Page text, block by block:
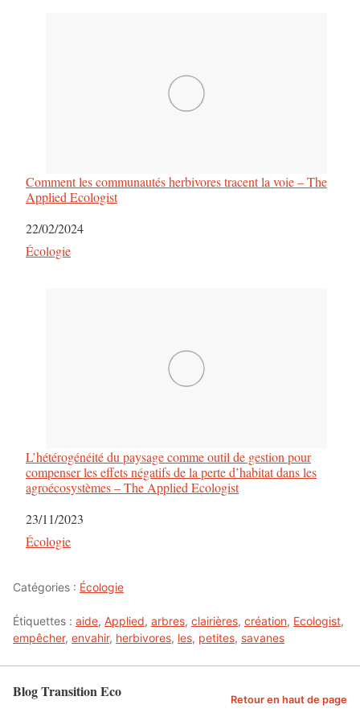
Comment les communautés herbivores tracent la voie – The
Applied Ecologist
Date
22/02/2024
Par rapport à
Écologie
L’hétérogénéité du paysage comme outil de gestion pour
compenser les effets négatifs de la perte d’habitat dans les
agroécosystèmes – The Applied Ecologist
Date
23/11/2023
Par rapport à
Écologie
Catégories : Écologie
Étiquettes : aide, Applied, arbres, clairières, création, Ecologist,
empêcher, envahir, herbivores, les, petites, savanes
Blog Transition Eco Retour en haut de page